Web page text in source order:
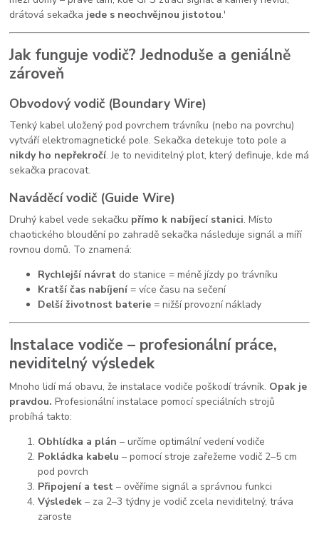
drátová sekačka jede s neochvějnou jistotou.'
Jak funguje vodič? Jednoduše a geniálně
zároveň
Obvodový vodič (Boundary Wire)
Tenký kabel uložený pod povrchem trávníku (nebo na povrchu)
vytváří elektromagnetické pole. Sekačka detekuje toto pole a
nikdy ho nepřekročí. Je to neviditelný plot, který definuje, kde má
sekačka pracovat.
Naváděcí vodič (Guide Wire)
Druhý kabel vede sekačku přímo k nabíjecí stanici. Místo
chaotického bloudění po zahradě sekačka následuje signál a míří
rovnou domů. To znamená:
Rychlejší návrat do stanice = méně jízdy po trávníku
Kratší čas nabíjení = více času na sečení
Delší životnost baterie = nižší provozní náklady
Instalace vodiče – profesionální práce,
neviditelný výsledek
Mnoho lidí má obavu, že instalace vodiče poškodí trávník. Opak je
pravdou. Profesionální instalace pomocí speciálních strojů
probíhá takto:
Obhlídka a plán – určíme optimální vedení vodiče
Pokládka kabelu – pomocí stroje zařežeme vodič 2–5 cm
pod povrch
Připojení a test – ověříme signál a správnou funkci
Výsledek – za 2–3 týdny je vodič zcela neviditelný, tráva
zaroste